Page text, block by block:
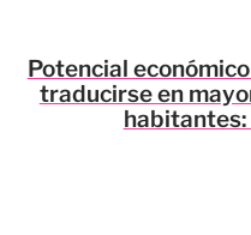
Potencial
traducirse en
habitantes: